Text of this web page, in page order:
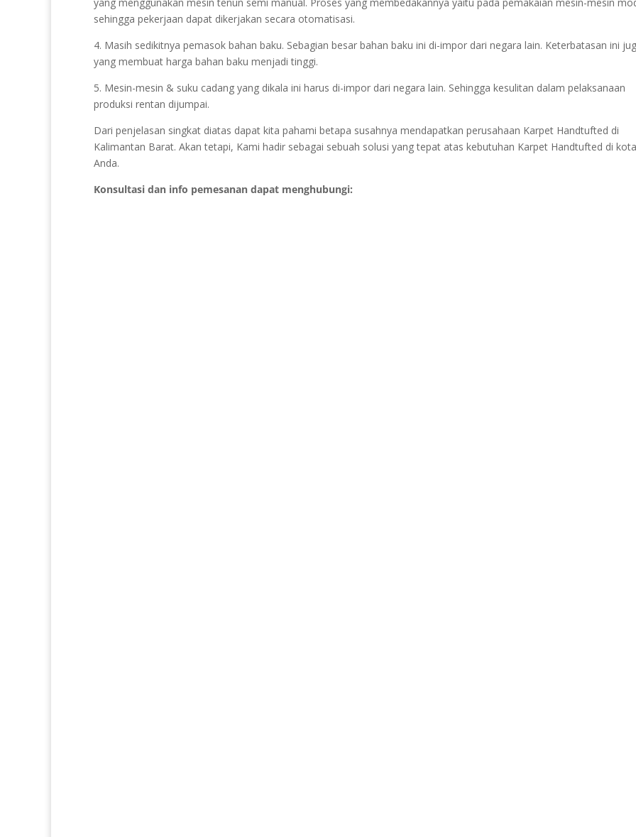
sehingga pekerjaan dapat dikerjakan secara otomatisasi.
4. Masih sedikitnya pemasok bahan baku. Sebagian besar bahan baku ini di-impor dari negara lain. Keterbatasan ini
yang membuat harga bahan baku menjadi tinggi.
5. Mesin-mesin & suku cadang yang dikala ini harus di-impor dari negara lain. Sehingga kesulitan dalam pelaksanaan
produksi rentan dijumpai.
Dari penjelasan singkat diatas dapat kita pahami betapa susahnya mendapatkan perusahaan Karpet Handtufted di
Kalimantan Barat. Akan tetapi, Kami hadir sebagai sebuah solusi yang tepat atas kebutuhan Karpet Handtufted di kota
Anda.
Konsultasi dan info pemesanan dapat menghubungi: